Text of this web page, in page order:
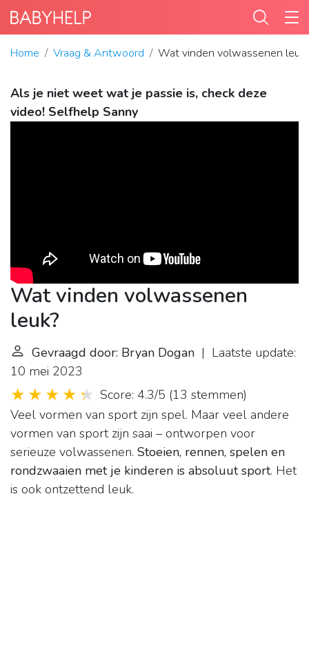
Home Vraag & Antwoord Wat vinden volwassenen
Als je niet weet wat je passie is, check deze
video! Selfhelp Sanny
Wat vinden volwassenen
leuk?
Gevraagd door: Bryan Dogan | Laatste update:
10 mei 2023
Score: 4.3/5 (13 stemmen)
Veel vormen van sport zijn spel. Maar veel andere
vormen van sport zijn saai – ontworpen voor
serieuze volwassenen. Stoeien, rennen, spelen en
rondzwaaien met je kinderen is absoluut sport. Het
is ook ontzettend leuk.